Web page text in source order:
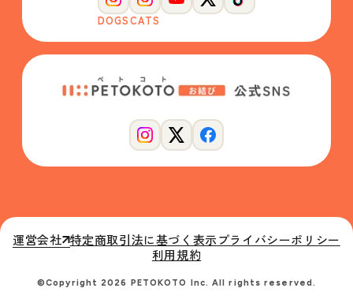
DOGSCATS
運営会社 特定商取引法に基づく表示プライバシーポリシー
利用規約
©Copyright 2026 PETOKOTO Inc. All rights reserved.